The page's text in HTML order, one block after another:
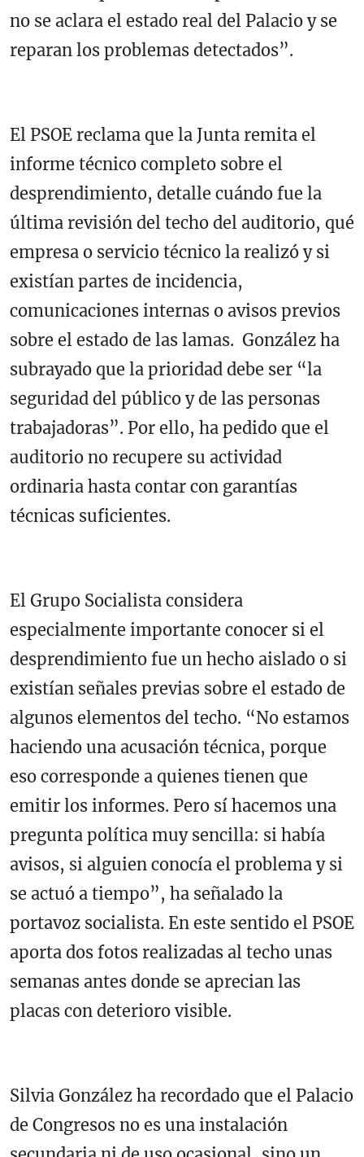
no se aclara el estado real del Palacio y se
reparan los problemas detectados”.
El PSOE reclama que la Junta remita el
informe técnico completo sobre el
desprendimiento, detalle cuándo fue la
última revisión del techo del auditorio, qué
empresa o servicio técnico la realizó y si
existían partes de incidencia,
comunicaciones internas o avisos previos
sobre el estado de las lamas. González ha
subrayado que la prioridad debe ser “la
seguridad del público y de las personas
trabajadoras”. Por ello, ha pedido que el
auditorio no recupere su actividad
ordinaria hasta contar con garantías
técnicas suficientes.
El Grupo Socialista considera
especialmente importante conocer si el
desprendimiento fue un hecho aislado o si
existían señales previas sobre el estado de
algunos elementos del techo. “No estamos
haciendo una acusación técnica, porque
eso corresponde a quienes tienen que
emitir los informes. Pero sí hacemos una
pregunta política muy sencilla: si había
avisos, si alguien conocía el problema y si
se actuó a tiempo”, ha señalado la
portavoz socialista. En este sentido el PSOE
aporta dos fotos realizadas al techo unas
semanas antes donde se aprecian las
placas con deterioro visible.
Silvia González ha recordado que el Palacio
de Congresos no es una instalación